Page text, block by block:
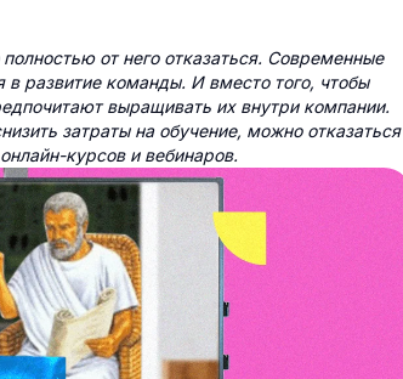
от него отказаться. Современные
развитие команды. И вместо того, чтобы
выращивать их внутри компании.
затраты на обучение, можно отказаться
курсов и вебинаров.